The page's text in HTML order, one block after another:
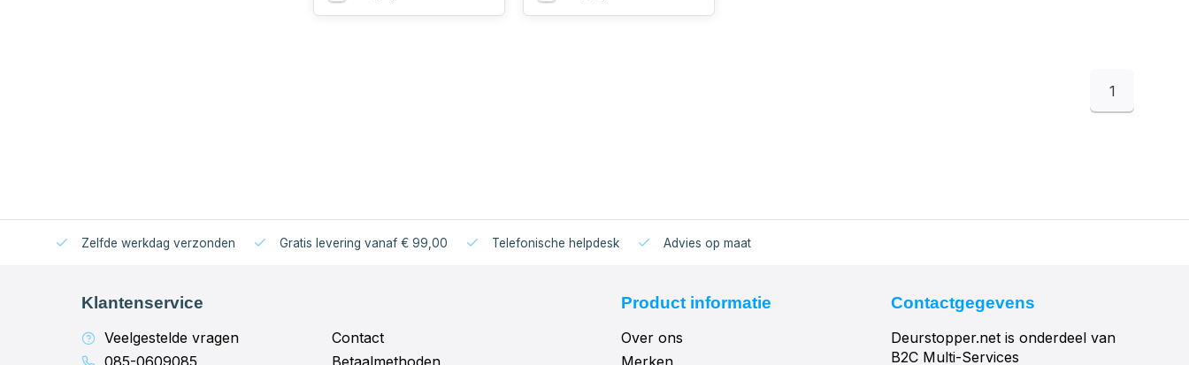
1
Zelfde werkdag verzonden Gratis levering vanaf € 99,00 Telefonische helpdesk Advies op maat
Klantenservice
Veelgestelde vragen
085-0609085
Contact
Betaalmethoden
Product informatie
Over ons
Merken
Contactgegevens
Deurstopper.net is onderdeel van
B2C Multi-Services